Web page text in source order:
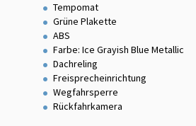
Tempomat
Grüne Plakette
ABS
Farbe: Ice Grayish Blue Metallic
Dachreling
Freisprecheinrichtung
Wegfahrsperre
Rückfahrkamera